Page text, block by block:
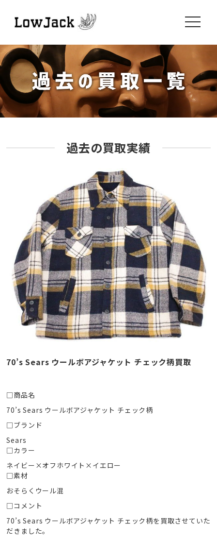
toggle
過去の買取実績
70’s Sears ウールボアジャケット チェック柄買取
□商品名
70’s Sears ウールボアジャケット チェック柄
□ブランド
Sears
□カラー
ネイビー×オフホワイト×イエロー
□素材
おそらくウール混
□コメント
70’s Sears ウールボアジャケット チェック柄を買取させていた
だきました。